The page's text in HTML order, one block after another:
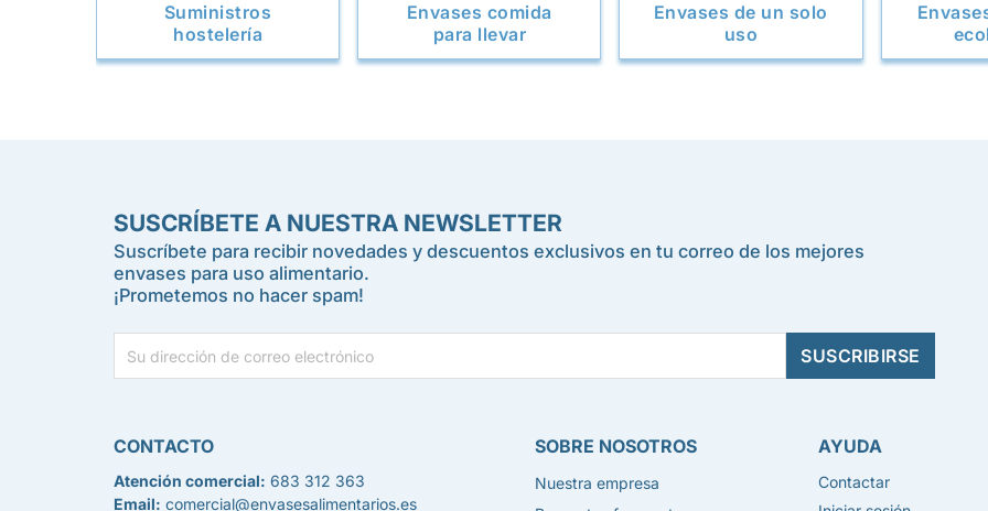
Suministros
hostelería
Envases comida
para llevar
Envases de un solo
uso
SUSCRÍBETE A NUESTRA NEWSLETTER
Suscríbete para recibir novedades y descuentos exclusivos en tu correo de los mejores
envases para uso alimentario.
¡Prometemos no hacer spam!
CONTACTO
Atención comercial: 683 312 363
Email: comercial@envasesalimentarios.es
SOBRE NOSOTROS
Nuestra empresa
AYUDA
Contactar